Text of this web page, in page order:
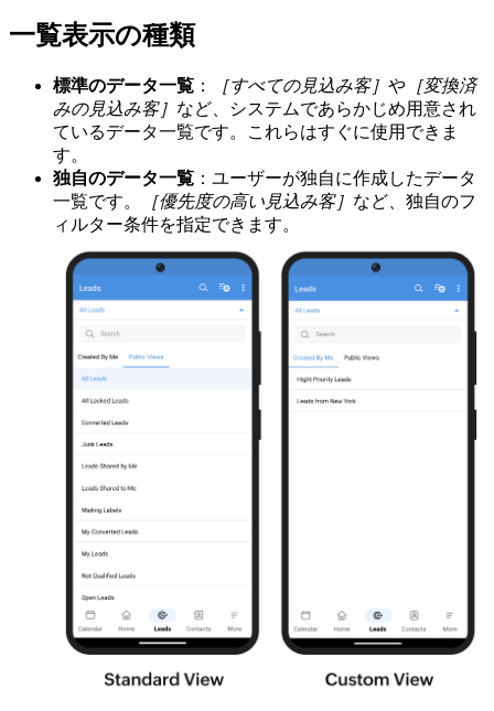
一覧表示の種類
標準のデータ一覧 ： ［すべての見込み客］ や ［変換済
みの見込み客］ など、システムであらかじめ用意され
ているデータ一覧です。これらはすぐに使用できま
す。
独自のデータ一覧 ：ユーザーが独自に作成したデータ
一覧です。
［優先度の高い見込み客］ など、独自のフ
ィルター条件を指定できます。